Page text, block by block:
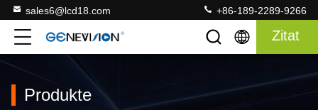
sales6@lcd18.com +86-189-2289-9266
Zitat
Produkte